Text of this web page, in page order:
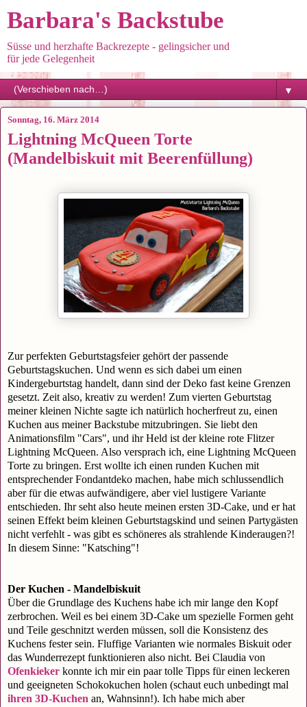
Barbara's Backstube
Süsse und herzhafte Backrezepte - gelingsicher und
für jede Gelegenheit
▼
Sonntag, 16. März 2014
Lightning McQueen Torte
(Mandelbiskuit mit Beerenfüllung)
Zur perfekten Geburtstagsfeier gehört der passende
Geburtstagskuchen. Und wenn es sich dabei um einen
Kindergeburtstag handelt, dann sind der Deko fast keine Grenzen
gesetzt. Zeit also, kreativ zu werden! Zum vierten Geburtstag
meiner kleinen Nichte sagte ich natürlich hocherfreut zu, einen
Kuchen aus meiner Backstube mitzubringen. Sie liebt den
Animationsfilm "Cars", und ihr Held ist der kleine rote Flitzer
Lightning McQueen. Also versprach ich, eine Lightning McQueen
Torte zu bringen. Erst wollte ich einen runden Kuchen mit
entsprechender Fondantdeko machen, habe mich schlussendlich
aber für die etwas aufwändigere, aber viel lustigere Variante
entschieden. Ihr seht also heute meinen ersten 3D-Cake, und er hat
seinen Effekt beim kleinen Geburtstagskind und seinen Partygästen
nicht verfehlt - was gibt es schöneres als strahlende Kinderaugen?!
In diesem Sinne: "Katsching"!
Der Kuchen - Mandelbiskuit
Über die Grundlage des Kuchens habe ich mir lange den Kopf
zerbrochen. Weil es bei einem 3D-Cake um spezielle Formen geht
und Teile geschnitzt werden müssen, soll die Konsistenz des
Kuchens fester sein. Fluffige Varianten wie normales Biskuit oder
das Wunderrezept funktionieren also nicht. Bei Claudia von
Ofenkieker konnte ich mir ein paar tolle Tipps für einen leckeren
und geeigneten Schokokuchen holen (schaut euch unbedingt mal
ihren 3D-Kuchen an, Wahnsinn!). Ich habe mich aber